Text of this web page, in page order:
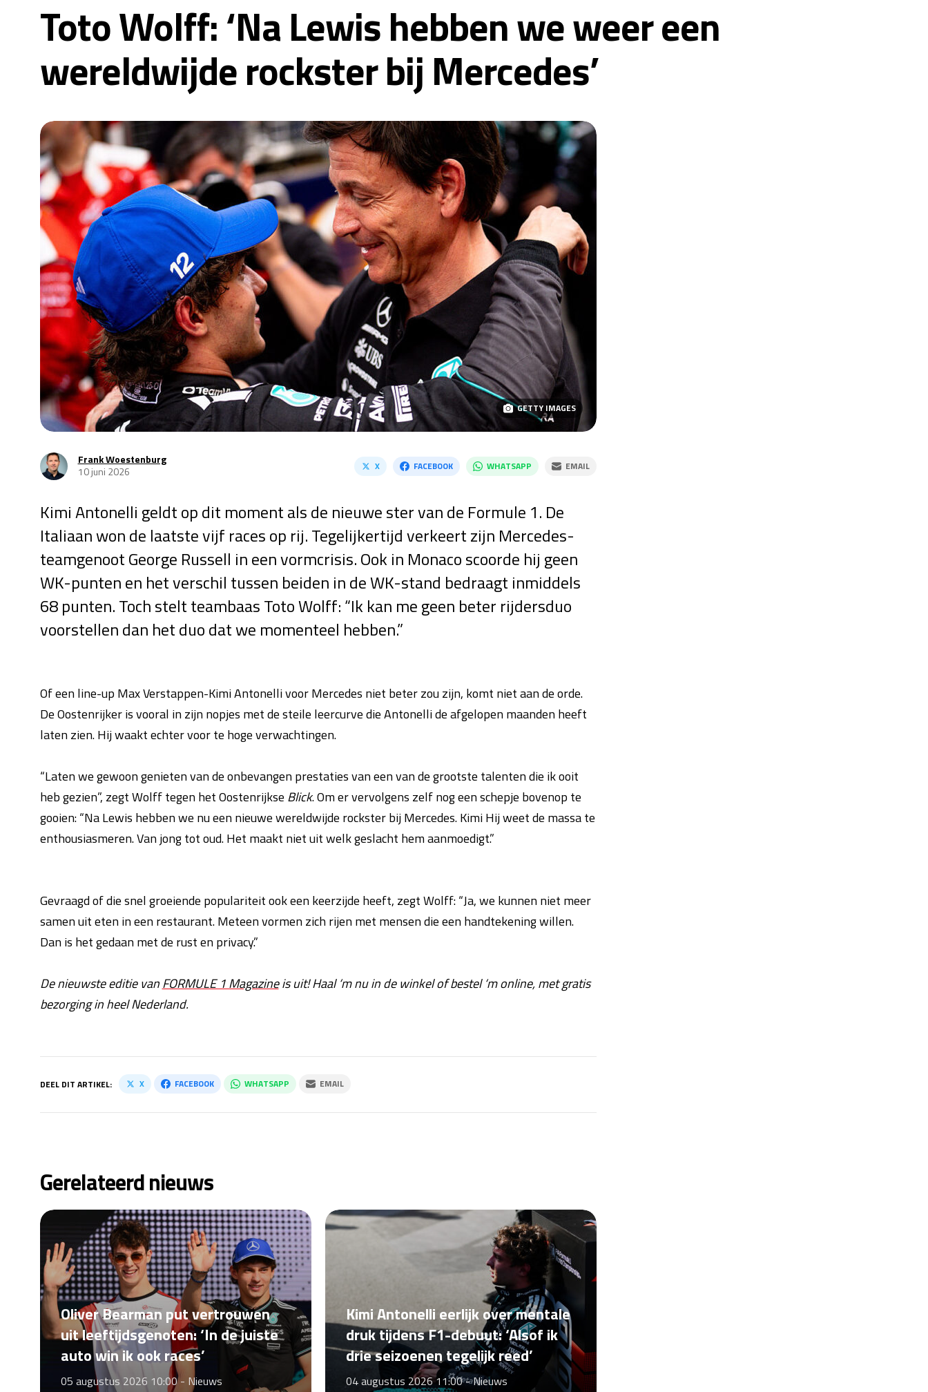
Toto Wolff: ‘Na Lewis hebben we weer een
wereldwijde rockster bij Mercedes’
GETTY IMAGES
Frank Woestenburg
10 juni 2026
X FACEBOOK WHATSAPP EMAIL
Kimi Antonelli geldt op dit moment als de nieuwe ster van de Formule 1. De
Italiaan won de laatste vijf races op rij. Tegelijkertijd verkeert zijn Mercedes-
teamgenoot George Russell in een vormcrisis. Ook in Monaco scoorde hij geen
WK-punten en het verschil tussen beiden in de WK-stand bedraagt inmiddels
68 punten. Toch stelt teambaas Toto Wolff: “Ik kan me geen beter rijdersduo
voorstellen dan het duo dat we momenteel hebben.”
Of een line-up Max Verstappen-Kimi Antonelli voor Mercedes niet beter zou zijn, komt niet aan de orde.
De Oostenrijker is vooral in zijn nopjes met de steile leercurve die Antonelli de afgelopen maanden heeft
laten zien. Hij waakt echter voor te hoge verwachtingen.
“Laten we gewoon genieten van de onbevangen prestaties van een van de grootste talenten die ik ooit
heb gezien”, zegt Wolff tegen het Oostenrijkse Blick. Om er vervolgens zelf nog een schepje bovenop te
gooien: “Na Lewis hebben we nu een nieuwe wereldwijde rockster bij Mercedes. Kimi Hij weet de massa te
enthousiasmeren. Van jong tot oud. Het maakt niet uit welk geslacht hem aanmoedigt.”
Gevraagd of die snel groeiende populariteit ook een keerzijde heeft, zegt Wolff: “Ja, we kunnen niet meer
samen uit eten in een restaurant. Meteen vormen zich rijen met mensen die een handtekening willen.
Dan is het gedaan met de rust en privacy.”
De nieuwste editie vanFORMULE 1 Magazineis uit! Haal ‘m nu in de winkel of bestel ‘m online, met gratis
bezorging in heel Nederland.
DEEL DIT ARTIKEL: X FACEBOOK WHATSAPP EMAIL
Gerelateerd nieuws
Oliver Bearman put vertrouwen
uit leeftijdsgenoten: ‘In de juiste
auto win ik ook races’
05 augustus 2026 10:00 - Nieuws
Kimi Antonelli eerlijk over mentale
druk tijdens F1-debuut: ‘Alsof ik
drie seizoenen tegelijk reed’
04 augustus 2026 11:00 -Nieuws